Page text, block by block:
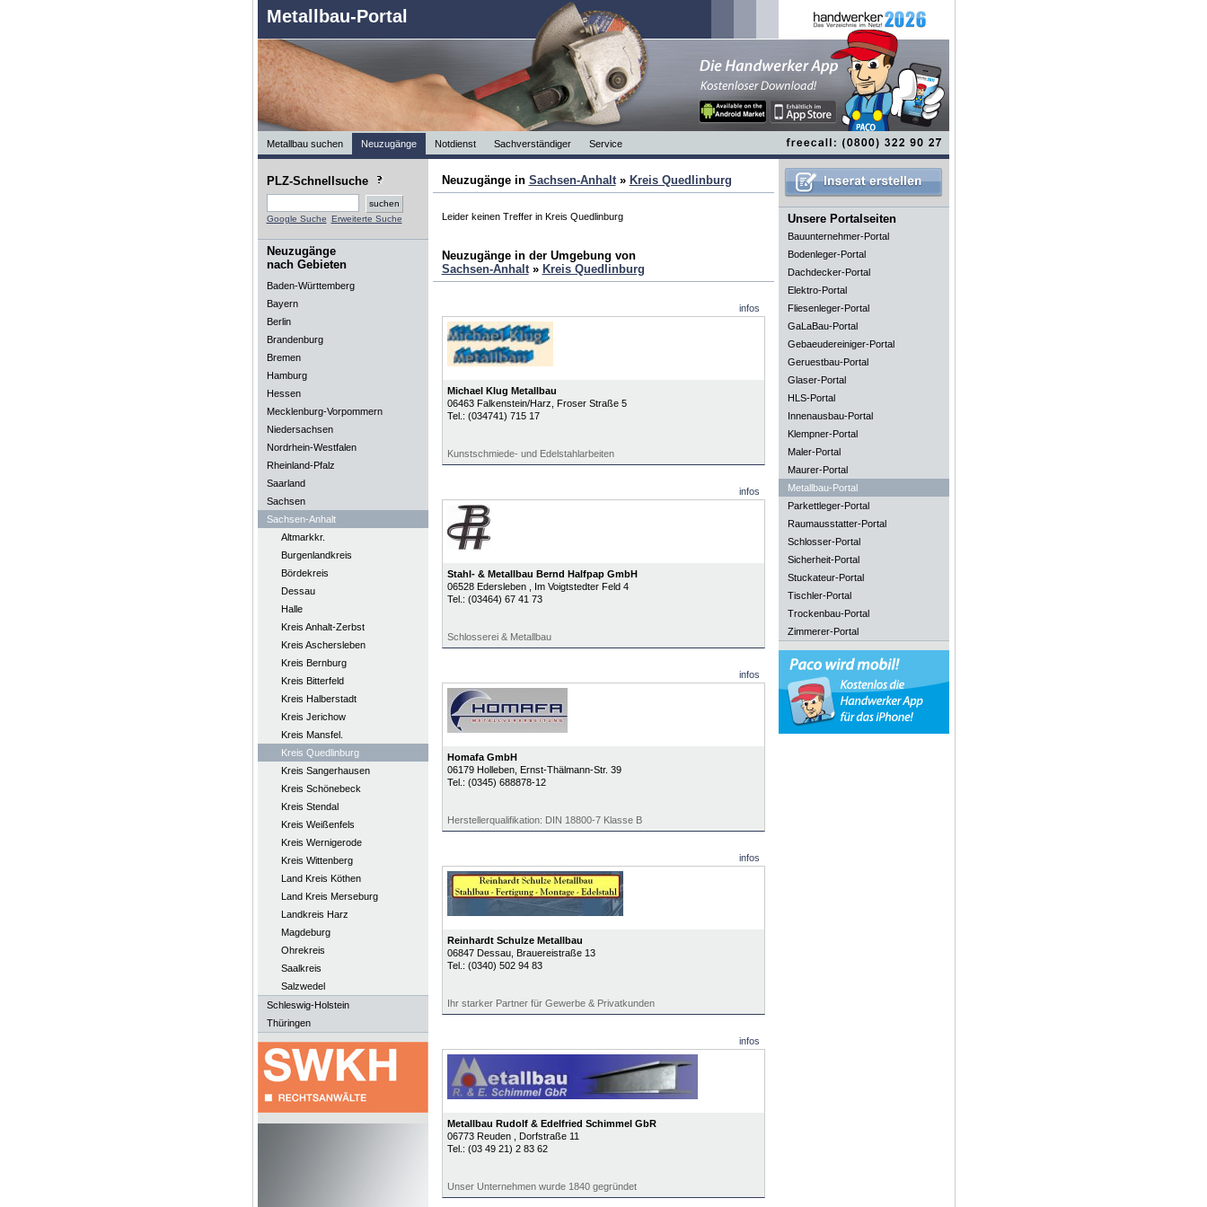
Metallbau-Portal
Metallbau suchen Neuzugänge Notdienst Sachverständiger Service
PLZ-Schnellsuche
Google Suche Erweiterte Suche
Neuzugänge
nach Gebieten
Baden-Württemberg
Bayern
Berlin
Brandenburg
Bremen
Hamburg
Hessen
Mecklenburg-Vorpommern
Niedersachsen
Nordrhein-Westfalen
Rheinland-Pfalz
Saarland
Sachsen
Sachsen-Anhalt
Altmarkkr.
Burgenlandkreis
Bördekreis
Dessau
Halle
Kreis Anhalt-Zerbst
Kreis Aschersleben
Kreis Bernburg
Kreis Bitterfeld
Kreis Halberstadt
Kreis Jerichow
Kreis Mansfel.
Kreis Quedlinburg
Kreis Sangerhausen
Kreis Schönebeck
Kreis Stendal
Kreis Weißenfels
Kreis Wernigerode
Kreis Wittenberg
Land Kreis Köthen
Land Kreis Merseburg
Landkreis Harz
Magdeburg
Ohrekreis
Saalkreis
Salzwedel
Schleswig-Holstein
Thüringen
Neuzugänge in Sachsen-Anhalt» Kreis Quedlinburg
Leider keinen Treffer in Kreis Quedlinburg
Neuzugänge in der Umgebung von
Sachsen-Anhalt» Kreis Quedlinburg
infos
Michael Klug Metallbau
06463 Falkenstein/Harz , Froser Straße 5
Tel.: (034741) 715 17
Kunstschmiede- und Edelstahlarbeiten
infos
Stahl- & Metallbau Bernd Halfpap GmbH
06528 Edersleben
, Im Voigtstedter Feld 4
Tel.: (03464) 67 41 73
Schlosserei & Metallbau
infos
Homafa GmbH
06179 Holleben, Ernst-Thälmann-Str. 39
Tel.: (0345) 688878-12
Herstellerqualifikation: DIN 18800-7 Klasse B
infos
Reinhardt Schulze Metallbau
06847 Dessau, Brauereistraße 13
Tel.: (0340) 502 94 83
Ihr starker Partner für Gewerbe & Privatkunden
infos
Metallbau Rudolf & Edelfried Schimmel GbR
06773 Reuden
, Dorfstraße 11
Tel.: (03 49 21) 2 83 62
Unser Unternehmen wurde 1840 gegründet
Unsere Portalseiten
Bauunternehmer-Portal
Bodenleger-Portal
Dachdecker-Portal
Elektro-Portal
Fliesenleger-Portal
GaLaBau-Portal
Gebaeudereiniger-Portal
Geruestbau-Portal
Glaser-Portal
HLS-Portal
Innenausbau-Portal
Klempner-Portal
Maler-Portal
Maurer-Portal
Metallbau-Portal
Parkettleger-Portal
Raumausstatter-Portal
Schlosser-Portal
Sicherheit-Portal
Stuckateur-Portal
Tischler-Portal
Trockenbau-Portal
Zimmerer-Portal